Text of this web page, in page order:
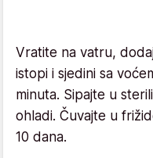
Vratite na vatru,
istopi i sjedini sa
minuta. Sipajte u
ohladi. Čuvajte u
10 dana.